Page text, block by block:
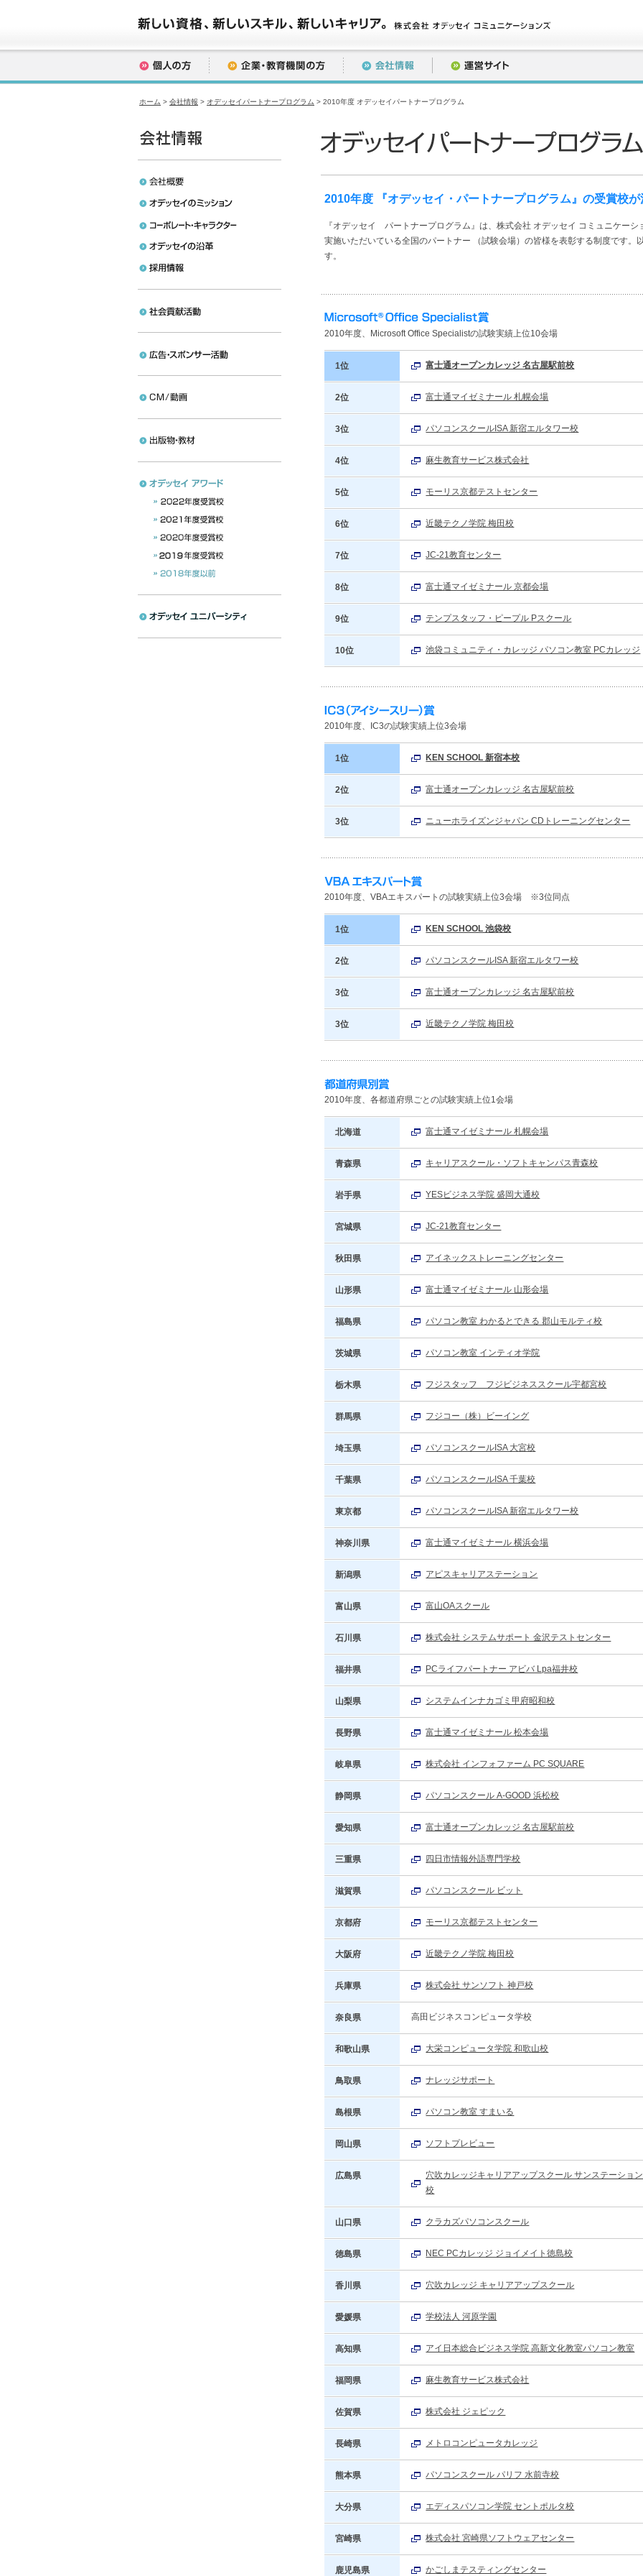
ホーム > 会社情報 > オデッセイパートナープログラム > 2010年度 オデッセイパートナープログラム
2010年度 『オデッセイ・パートナープログラム』の受賞校が
『オデッセイ パートナープログラム』は、株式会社 オデッセイ コミュニケーシ
実施いただいている全国のパートナー （試験会場）の皆様を表彰する制度です。
す。
2010年度、Microsoft Office Specialistの試験実績上位10会場
1位 富士通オープンカレッジ 名古屋駅前校
2位 富士通マイゼミナール 札幌会場
3位 パソコンスクールISA 新宿エルタワー校
4位 麻生教育サービス株式会社
5位 モーリス京都テストセンター
6位 近畿テクノ学院 梅田校
7位 JC-21教育センター
8位 富士通マイゼミナール 京都会場
9位 テンプスタッフ・ピープル Pスクール
10位 池袋コミュニティ・カレッジ パソコン教室 PCカレッジ
2010年度、IC3の試験実績上位3会場
1位 KEN SCHOOL 新宿本校
2位 富士通オープンカレッジ 名古屋駅前校
3位 ニューホライズンジャパン CDトレーニングセンター
2010年度、VBAエキスパートの試験実績上位3会場 ※3位同点
1位 KEN SCHOOL 池袋校
2位 パソコンスクールISA 新宿エルタワー校
3位 富士通オープンカレッジ 名古屋駅前校
3位 近畿テクノ学院 梅田校
2010年度、各都道府県ごとの試験実績上位1会場
北海道 富士通マイゼミナール 札幌会場
青森県 キャリアスクール・ソフトキャンパス青森校
岩手県 YESビジネス学院 盛岡大通校
宮城県 JC-21教育センター
秋田県 アイネックストレーニングセンター
山形県 富士通マイゼミナール 山形会場
福島県 パソコン教室 わかるとできる 郡山モルティ校
茨城県 パソコン教室 インティオ学院
栃木県 フジスタッフ フジビジネススクール宇都宮校
群馬県 フジコー（株）ビーイング
埼玉県 パソコンスクールISA 大宮校
千葉県 パソコンスクールISA 千葉校
東京都 パソコンスクールISA 新宿エルタワー校
神奈川県 富士通マイゼミナール 横浜会場
新潟県 アピスキャリアステーション
富山県 富山OAスクール
石川県 株式会社 システムサポート 金沢テストセンター
福井県 PCライフパートナー アビバ Lpa福井校
山梨県 システムインナカゴミ甲府昭和校
長野県 富士通マイゼミナール 松本会場
岐阜県 株式会社 インフォファーム PC SQUARE
静岡県 パソコンスクール A-GOOD 浜松校
愛知県 富士通オープンカレッジ 名古屋駅前校
三重県 四日市情報外語専門学校
滋賀県 パソコンスクール ビット
京都府 モーリス京都テストセンター
大阪府 近畿テクノ学院 梅田校
兵庫県 株式会社 サンソフト 神戸校
奈良県 高田ビジネスコンピュータ学校
和歌山県 大栄コンピュータ学院 和歌山校
鳥取県 ナレッジサポート
島根県 パソコン教室 すまいる
岡山県 ソフトプレビュー
広島県
穴吹カレッジキャリアアップスクール サンステーショ
校
山口県 クラカズパソコンスクール
徳島県 NEC PCカレッジ ジョイメイト徳島校
香川県 穴吹カレッジ キャリアアップスクール
愛媛県 学校法人 河原学園
高知県 アイ日本総合ビジネス学院 高新文化教室パソコン教室
福岡県 麻生教育サービス株式会社
佐賀県 株式会社 ジェピック
長崎県 メトロコンピュータカレッジ
熊本県 パソコンスクール パリフ 水前寺校
大分県 エディスパソコン学院 セントポルタ校
宮崎県 株式会社 宮崎県ソフトウェアセンター
鹿児島県 かごしまテスティングセンター